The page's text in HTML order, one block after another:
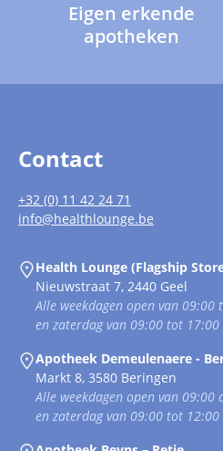
Eigen erkende
apotheken
Contact
+32 (0) 11 42 24 71
info@healthlounge.be
Health Lounge (Flagship
Nieuwstraat 7, 2440 Geel
Alle weekdagen open van 09:00
en zaterdag van 09:00 tot 17:00
Apotheek Demeulenaere -
Markt 8, 3580 Beringen
Alle weekdagen open van
en zaterdag van 09:00 tot 12:00